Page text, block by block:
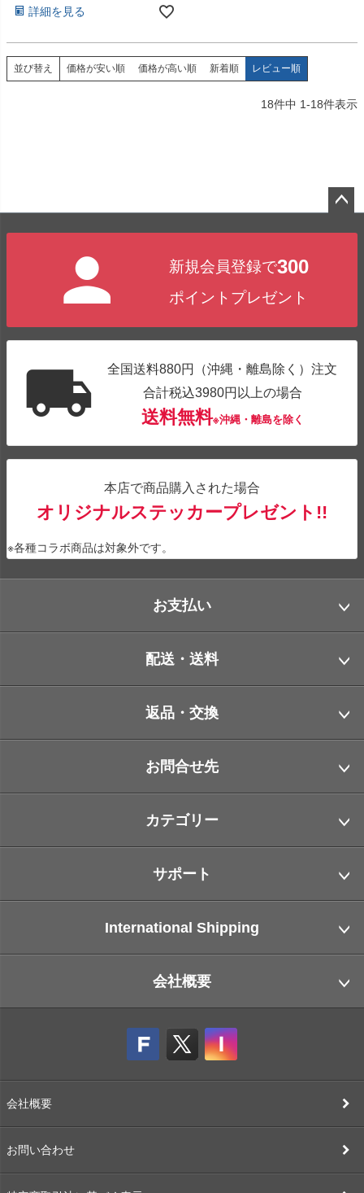
詳細を見る
並び替え 価格が安い順 価格が高い順 新着順 レビュー順
18件中 1-18件表示
新規会員登録で300
ポイントプレゼント
全国送料880円（沖縄・離島除く）注文
合計税込3980円以上の場合
送料無料※沖縄・離島を除く
本店で商品購入された場合
オリジナルステッカープレゼント!!
※各種コラボ商品は対象外です。
お支払い
配送・送料
返品・交換
お問合せ先
カテゴリー
サポート
International Shipping
会社概要
会社概要
お問い合わせ